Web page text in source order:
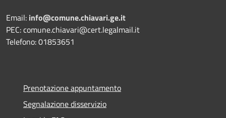
Email: info@comune.chiavari.ge.it
PEC: comune.chiavari@cert.legalmail.it
Telefono: 01853651
Prenotazione appuntamento
Segnalazione disservizio